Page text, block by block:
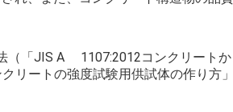
（「 JIS A 1107:2012コンクリート
リートの強度試験用供試体の作り方